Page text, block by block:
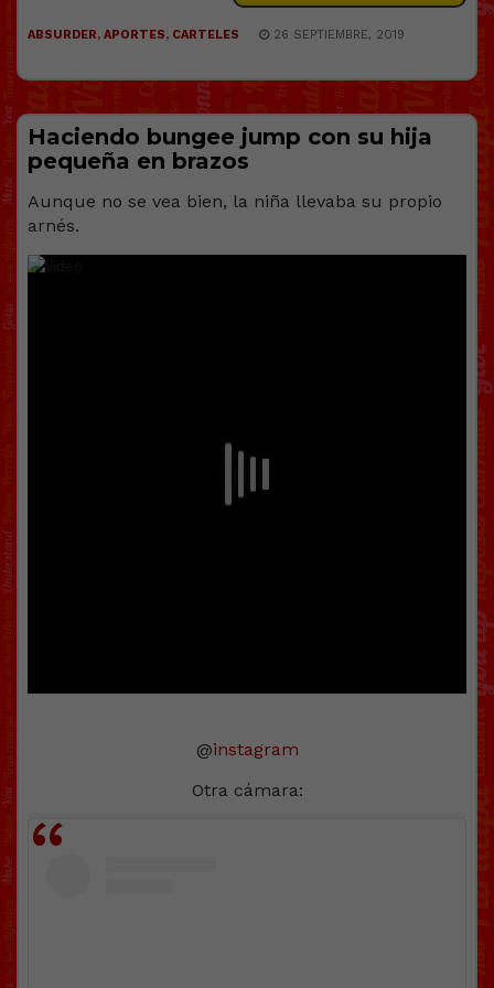
ABSURDER, APORTES, CARTELES 26 SEPTIEMBRE, 2019
Haciendo bungee jump con su hija
pequeña en brazos
Aunque no se vea bien, la niña llevaba su propio
arnés.
@instagram
Otra cámara: